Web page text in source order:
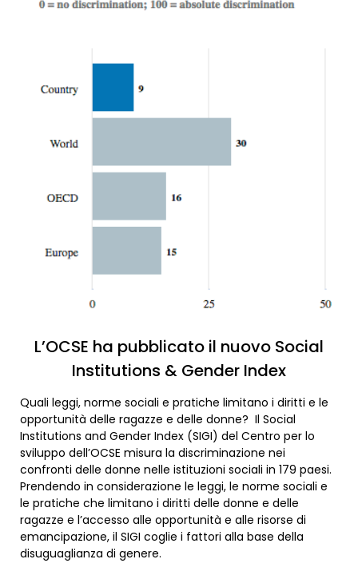
L’OCSE ha pubblicato il nuovo Social
Institutions & Gender Index
Quali leggi, norme sociali e pratiche limitano i diritti e le
opportunità delle ragazze e delle donne? Il Social
Institutions and Gender Index (SIGI) del Centro per lo
sviluppo dell’OCSE misura la discriminazione nei
confronti delle donne nelle istituzioni sociali in 179 paesi.
Prendendo in considerazione le leggi, le norme sociali e
le pratiche che limitano i diritti delle donne e delle
ragazze e l’accesso alle opportunità e alle risorse di
emancipazione, il SIGI coglie i fattori alla base della
disuguaglianza di genere.